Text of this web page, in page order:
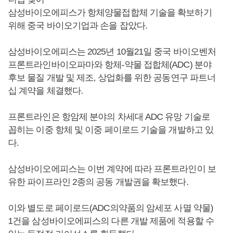
삼성바이오에피스가 항체양물접합체 기술을 확보하기
위해 중국 바이오기업과 손을 잡았다.
삼성바이오에피스는 2025년 10월21일 중국 바이오벤처
프론트라인바이오파마와 항체-약물 접합체(ADC) 분야
후보 물질 개발 및 제조, 상업화를 위한 공동연구 파트너
십 계약을 체결했다.
프론트라인은 항암제 분야의 차세대 ADC 유망 기술로
꼽히는 이중 항체 및 이중 페이로드 기술을 개발하고 있
다.
삼성바이오에피스는 이번 계약에 따라 프론트라인이 보
유한 파이프라인 2종의 공동 개발권을 확보했다.
이와 별도로 페이로드(ADC의약품의 암세포 사멸 약물)
1건을 삼성바이오에피스의 다른 개발 제품에 적용할 수